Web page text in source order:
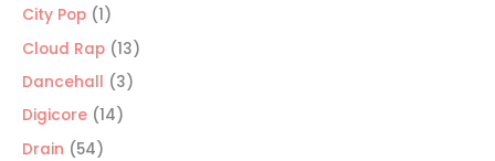
City Pop 11
producto
Cloud Rap 1313
productos
Dancehall 33
Digicore 1414
Drain 5454